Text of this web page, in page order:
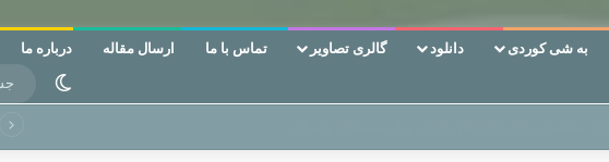
به شی کوردی دانلود گالری تصاویر تماس با ما ارسال مقاله درباره ما
تغییر